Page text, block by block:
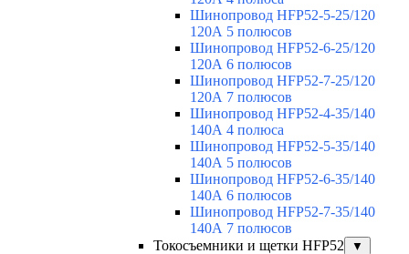
Шинопровод HFP52-5-25/120
120А 5 полюсов
Шинопровод HFP52-6-25/120
120А 6 полюсов
Шинопровод HFP52-7-25/120
120А 7 полюсов
Шинопровод HFP52-4-35/140
140А 4 полюса
Шинопровод HFP52-5-35/140
140А 5 полюсов
Шинопровод HFP52-6-35/140
140А 6 полюсов
Шинопровод HFP52-7-35/140
140А 7 полюсов
Токосъемники и щетки HFP52
▼